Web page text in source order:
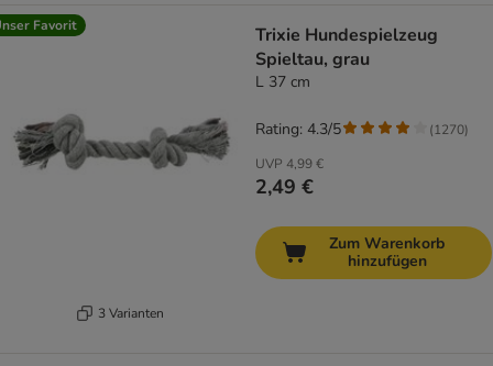
Favorit
3 Varianten
Trixie Hundespielzeug
Spieltau, grau
L 37 cm
UVP 4,99 €
2,49 €
Rating: 4.3/5 (1270)
Zum Warenkorb
hinzufügen